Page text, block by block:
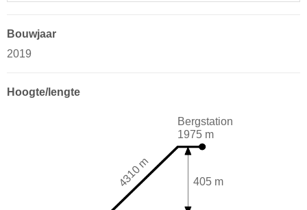
Bouwjaar
2019
Hoogte/lengte
Bergstation
1975 m
405 m
4310 m